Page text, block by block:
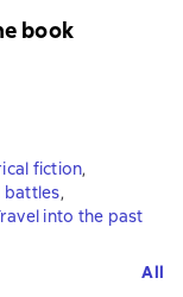
book
fiction,
battles,
into the past
All